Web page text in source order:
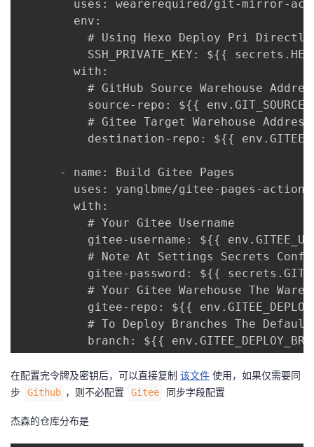
uses: wearerequired/git-mirror-
        env:
          # Using Hexo Deploy Pri Directly
SSH_PRIVATE_KEY: ${{
        with:
# GitHub Source Warehouse
source-repo: ${{
          # Gitee Target Warehouse Address
destination-repo: ${{
      - name: Build Gitee Pages
uses: yanglbme/gitee-pages-
        with:
          # Your Gitee Username
gitee-username: ${{
# Note At Settings Secrets
gitee-password: ${{
# Your Gitee Warehouse The
gitee-repo: ${{
# To Deploy Branches The
在配置完令牌及密钥后，可以直接复制 该文件 使用，如果仅需要同
步
Github ，则不必配置 Gitee 同步字段配置
杰森的仓库分布是